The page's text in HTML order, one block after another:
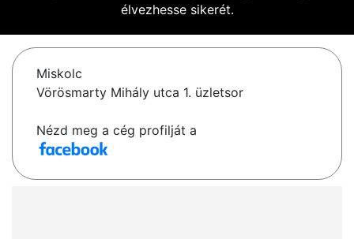
élvezhesse sikerét.
Miskolc
Vörösmarty Mihály utca 1. üzletsor
Nézd meg a cég profilját a